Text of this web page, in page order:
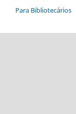
Para Bibliotecários